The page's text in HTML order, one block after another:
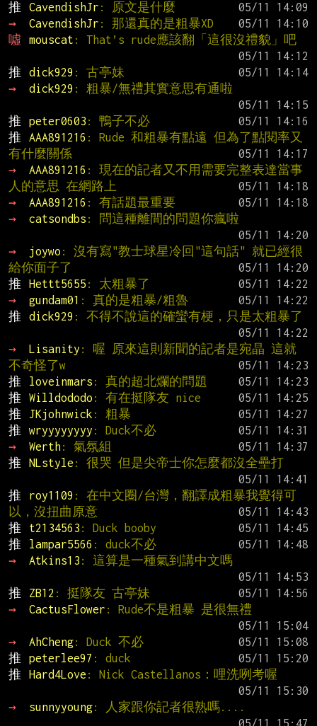
推
CavendishJr : 原文是什麼
→
CavendishJr : 那還真的是粗暴XD
噓
mouscat : That’s rude應該翻「這很沒禮貌」吧
推
dick929 : 古亭妹
→
dick929 : 粗暴/無禮其實意思有通啦
推
peter0603 : 鴨子不必
推
AAA891216 : Rude 和粗暴有點遠 但為了點閱率又
有什麼關係
→
AAA891216 : 現在的記者又不用需要完整表達當事
人的意思 在網路上
→
AAA891216 : 有話題最重要
→
catsondbs : 問這種離間的問題你瘋啦
→
joywo : 沒有寫"教士球星冷回"這句話" 就已經很
給你面子了
推
Hettt5655 : 太粗暴了
→
gundam01 : 真的是粗暴/粗魯
推
dick929 : 不得不說這的確蠻有梗，只是太粗暴了
→
Lisanity : 喔 原來這則新聞的記者是宛晶 這就
不奇怪了w
推
loveinmars : 真的超北爛的問題
推
Willdododo : 有在挺隊友 nice
推
JKjohnwick : 粗暴
推
wryyyyyyyy : Duck不必
→
Werth: 氣氛組
推
NLstyle : 很哭 但是尖帝士你怎麼都沒全壘打
推
roy1109 : 在中文圈/台灣，翻譯成粗暴我覺得可
以，沒扭曲原意
推
t2134563 : Duck booby
推
lampar5566 : duck不必
→
Atkins13 : 這算是一種氣到講中文嗎
推
ZB12 : 挺隊友 古亭妹
→
CactusFlower : Rude不是粗暴 是很無禮
→
AhCheng: Duck 不必
推
peterlee97 : duck
推
Hard4Love : Nick Castellanos：哩洗咧考喔
→
sunnyyoung: 人家跟你記者很熟嗎....